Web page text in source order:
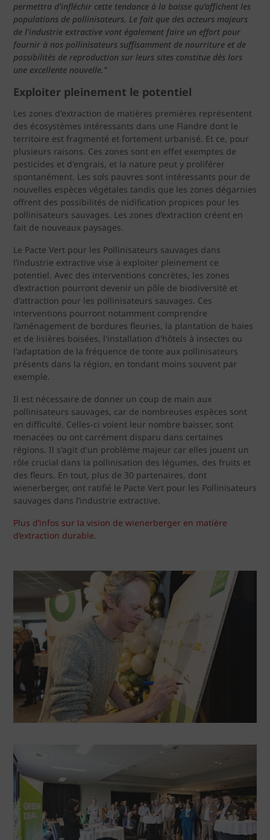
permettra d’infléchir cette tendance à la baisse qu’affichent les
populations de pollinisateurs. Le fait que des acteurs majeurs
de l’industrie extractive vont également faire un effort pour
fournir à nos pollinisateurs suffisamment de nourriture et de
possibilités de reproduction sur leurs sites constitue dès lors
une excellente nouvelle."
Exploiter pleinement le potentiel
Les zones d'extraction de matières premières représentent
des écosystèmes intéressants dans une Flandre dont le
territoire est fragmenté et fortement urbanisé. Et ce, pour
plusieurs raisons. Ces zones sont en effet exemptes de
pesticides et d'engrais, et la nature peut y proliférer
spontanément. Les sols pauvres sont intéressants pour de
nouvelles espèces végétales tandis que les zones dégarnies
offrent des possibilités de nidification propices pour les
pollinisateurs sauvages. Les zones d’extraction créent en
fait de nouveaux paysages.
Le Pacte Vert pour les Pollinisateurs sauvages dans
l’industrie extractive vise à exploiter pleinement ce
potentiel. Avec des interventions concrètes, les zones
d’extraction pourront devenir un pôle de biodiversité et
d'attraction pour les pollinisateurs sauvages. Ces
interventions pourront notamment comprendre
l’aménagement de bordures fleuries, la plantation de haies
et de lisières boisées, l'installation d'hôtels à insectes ou
l'adaptation de la fréquence de tonte aux pollinisateurs
présents dans la région, en tondant moins souvent par
exemple.
Il est nécessaire de donner un coup de main aux
pollinisateurs sauvages, car de nombreuses espèces sont
en difficulté. Celles-ci voient leur nombre baisser, sont
menacées ou ont carrément disparu dans certaines
régions. Il s'agit d'un problème majeur car elles jouent un
rôle crucial dans la pollinisation des légumes, des fruits et
des fleurs. En tout, plus de 30 partenaires, dont
wienerberger, ont ratifié le Pacte Vert pour les Pollinisateurs
sauvages dans l’industrie extractive.
Plus d’infos sur la vision de wienerberger en matière
d’extraction durable.